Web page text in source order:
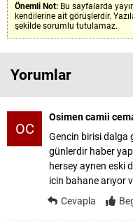
Önemli Not: Bu sayfalarda
kendilerine ait görüşlerdir.
şekilde sorumlu tutulamaz.
Yorumlar
OC
Osimen camii
Gencin birisi dalga
günlerdir haber
hersey aynen eski
icin bahane arıyor
Cevapla